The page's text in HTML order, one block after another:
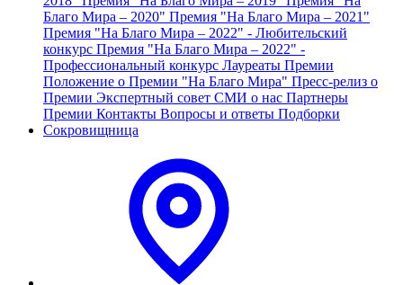
Благо Мира – 2020" Премия "На Благо Мира – 2021"
Премия "На Благо Мира – 2022" - Любительский
конкурс Премия "На Благо Мира – 2022" -
Профессиональный конкурс Лауреаты Премии
Положение о Премии "На Благо Мира" Пресс-релиз о
Премии Экспертный совет СМИ о нас Партнеры
Премии Контакты Вопросы и ответы Подборки
Сокровищница